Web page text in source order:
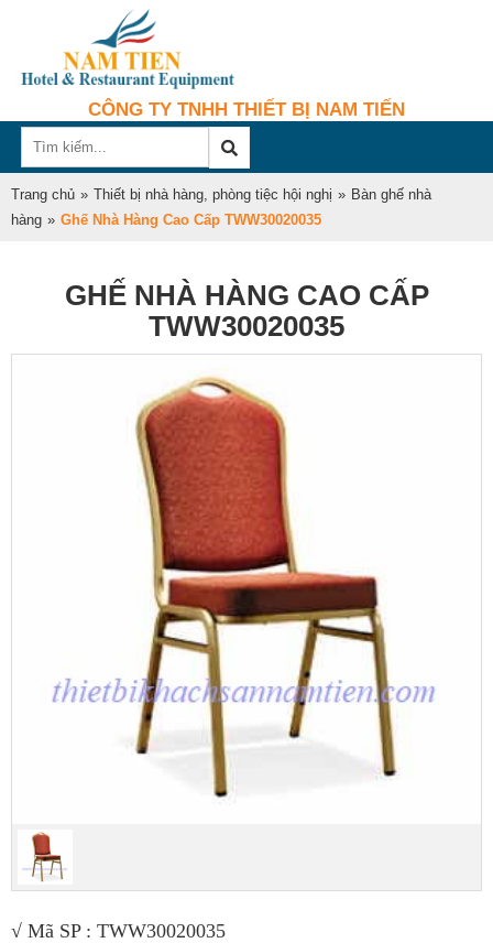
CÔNG TY TNHH THIẾT BỊ NAM TIẾN
Trang chủ » Thiết bị nhà hàng, phòng tiệc hội nghị » Bàn ghế nhà
hàng » Ghế Nhà Hàng Cao Cấp TWW30020035
GHẾ NHÀ HÀNG CAO CẤP
TWW30020035
√ Mã SP : TWW30020035